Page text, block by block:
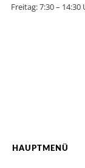
Freitag: 7:30 – 14:30
HAUPTMENÜ